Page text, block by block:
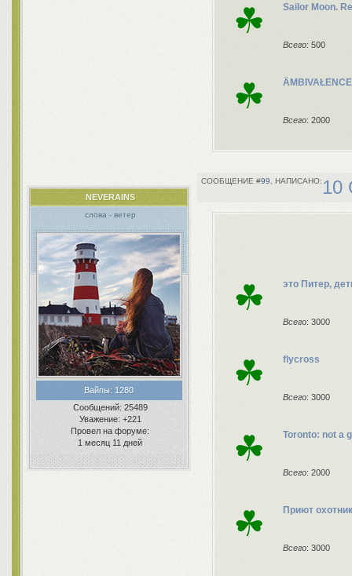
☘ Sailor Moon.
Всего: 500
☘
Всего: 2000
99 10
NEVERAINS
слова - ветер
Вайпы: 1280
Сообщений: 25489
Уважение: +221
Провел на форуме:
1 месяц 11 дней
☘ это Питер,
Всего: 3000
☘ flycross
Всего: 3000
☘ Toronto: not a
Всего: 2000
☘ Приют
Всего: 3000